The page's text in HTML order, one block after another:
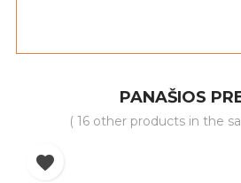
PANAŠIOS
( 16 other products in the
